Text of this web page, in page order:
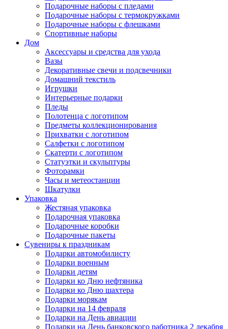
Подарочные наборы с пледами
Подарочные наборы с термокружками
Подарочные наборы с флешками
Спортивные наборы
Дом
Аксессуары и средства для ухода
Вазы
Декоративные свечи и подсвечники
Домашний текстиль
Игрушки
Интерьерные подарки
Пледы
Полотенца с логотипом
Предметы коллекционирования
Прихватки с логотипом
Салфетки с логотипом
Скатерти с логотипом
Статуэтки и скульптуры
Фоторамки
Часы и метеостанции
Шкатулки
Упаковка
Жестяная упаковка
Подарочная упаковка
Подарочные коробки
Подарочные пакеты
Сувениры к праздникам
Подарки автомобилисту
Подарки военным
Подарки детям
Подарки ко Дню нефтяника
Подарки ко Дню шахтера
Подарки морякам
Подарки на 14 февраля
Подарки на День авиации
Подарки на День банковского работника 2 декабря